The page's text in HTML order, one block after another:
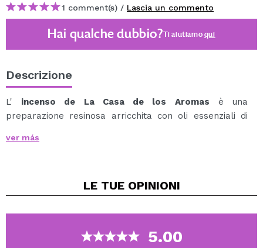
1 comment(s) / Lascia un commento
Hai qualche dubbio?Ti aiutiamoqui
Descrizione
L' incenso de La Casa de los Aromas è una
preparazione resinosa arricchita con oli essenziali di
fumo profumato ideale per profumare gli spazi e
Per un uso corretto e sicuro, il bastoncino deve essere
Questa fragranza aiuta a stimolare i sensi, a donare
un'immediata sensazione di freschezza, a migliorare
l'umore e a purificare l'aria, creando un ambiente pulito
ver más
LE TUE OPINIONI
5.00